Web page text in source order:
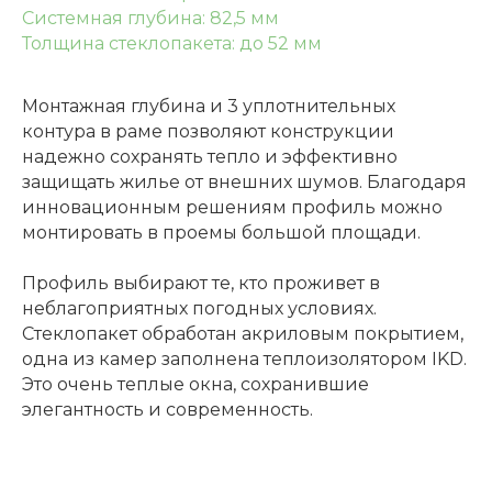
Системная глубина: 82,5 мм
Толщина стеклопакета: до 52 мм
Монтажная глубина и 3 уплотнительных
контура в раме позволяют конструкции
надежно сохранять тепло и эффективно
защищать жилье от внешних шумов. Благодаря
инновационным решениям профиль можно
монтировать в проемы большой площади.
Профиль выбирают те, кто проживет в
неблагоприятных погодных условиях.
Стеклопакет обработан акриловым покрытием,
одна из камер заполнена теплоизолятором IKD.
Это очень теплые окна, сохранившие
элегантность и современность.